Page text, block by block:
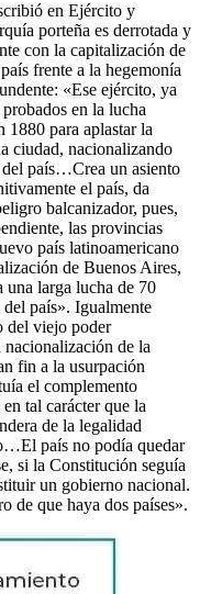
en Ejército y
porteña es derrotada y
con la capitalización de
frente a la hegemonía
«Ese ejército, ya
en la lucha
1880 para aplastar la
ciudad, nacionalizando
del país…Crea un asiento
el país, da
balcanizador, pues,
las provincias
país latinoamericano
de Buenos Aires,
una larga lucha de 70
país». Igualmente
del viejo poder
de la
fin a la usurpación
el complemento
tal carácter que la
de la legalidad
país no podía quedar
si la Constitución seguía
un gobierno nacional.
de que haya dos países».